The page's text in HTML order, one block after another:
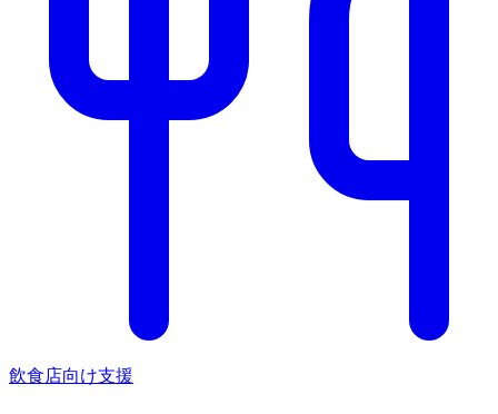
飲食店向け支援